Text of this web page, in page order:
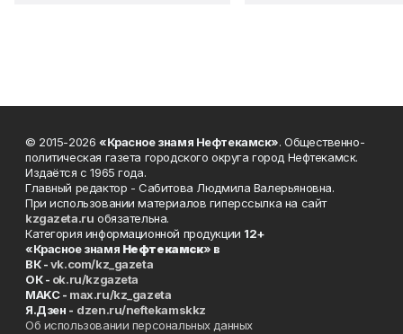
© 2015-2026 «Красное знамя Нефтекамск». Общественно-
политическая газета городского округа город Нефтекамск.
Издаётся с 1965 года.
Главный редактор - Сабитова Людмила Валерьяновна.
При использовании материалов гиперссылка на сайт
kzgazeta.ru обязательна.
Категория информационной продукции 12+
«Красное знамя Нефтекамск» в
ВК -vk.com/kz_gazeta
ОК - ok.ru/kzgazeta
MAKC - max.ru/kz_gazeta
Я.Дзен - dzen.ru/neftekamskkz
Об использовании персональных данных